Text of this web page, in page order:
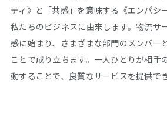
ティ》と「共感」を意味する《エンパシ
私たちのビジネスに由来します。物流サ
感に始まり、さまざまな部門のメンバー
ことで成り立ちます。一人ひとりが相手
動することで、良質なサービスを提供で